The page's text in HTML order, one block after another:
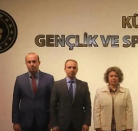
Nevşehir
Ordu
Rize
Sakarya